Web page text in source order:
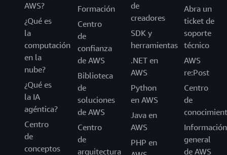
AWS?
¿Qué es
la
computación
en la
nube?
¿Qué es
la IA
agéntica?
Centro
de
conceptos
Formación
Centro
de
confianza
de AWS
Biblioteca
de
soluciones
de AWS
Centro
de
arquitectura
de
creadores
SDK y
herramientas
.NET en
AWS
Python
en AWS
Java en
AWS
PHP en
Abra un
ticket de
soporte
técnico
AWS
re:Post
Centro
de
Información
general
de AWS